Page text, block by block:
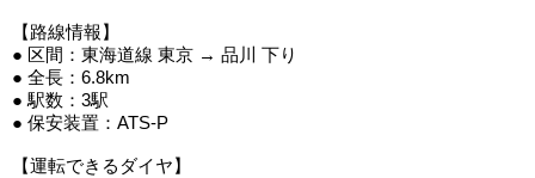
【路線情報】
● 区間：東海道線 東京 → 品川 下り
● 全長：6.8km
● 駅数：3駅
● 保安装置：ATS-P
【運転できるダイヤ】